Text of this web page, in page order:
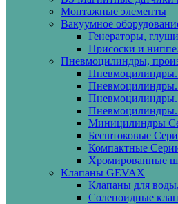
Монтажные элементы
Вакуумное
Генераторы,
Присоски и
Пневмоцилиндры,
Миницилиндры
Бесштоковые
Компактные
Хромированные
Клапаны GEVAX
Клапаны для
Соленоидные